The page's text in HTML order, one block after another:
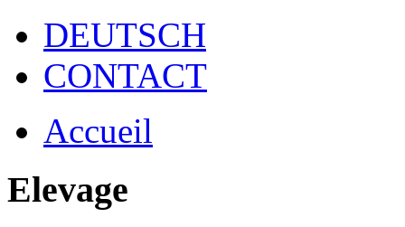
DEUTSCH
CONTACT
Accueil
Elevage